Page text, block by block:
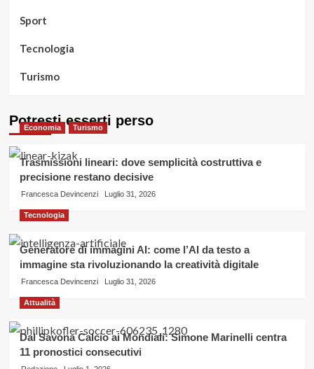
Sport
Tecnologia
Turismo
Potresti esserti perso
Economia Turismo
Trasmissioni lineari: dove semplicità costruttiva e
precisione restano decisive
Francesca Devincenzi Luglio 31, 2026
Tecnologia
Generatore di immagini AI: come l’AI da testo a
immagine sta rivoluzionando la creatività digitale
Francesca Devincenzi Luglio 31, 2026
Attualità
Dal Savona Calcio ai Mondiali: Simone Marinelli centra
11 pronostici consecutivi